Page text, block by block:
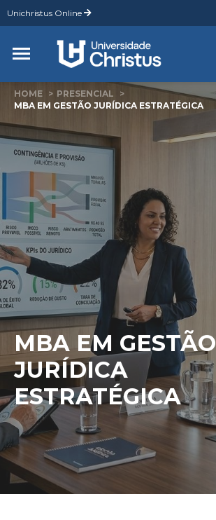
Unichristus Online
HOME
PRESENCIAL
MBA EM GESTÃO JURÍDICA ESTRATÉGICA
MBA EM GESTÃO
JURÍDICA
ESTRATÉGICA